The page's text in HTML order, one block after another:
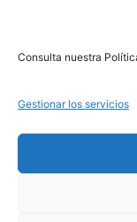
Consulta nuestra
Gestionar los servicios